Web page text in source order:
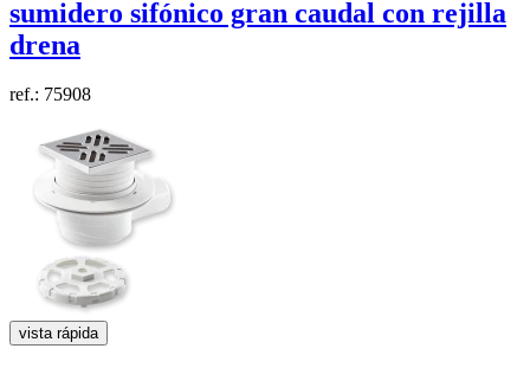
sumidero sifónico gran caudal con rejilla
drena
ref.: 75908
vista rápida